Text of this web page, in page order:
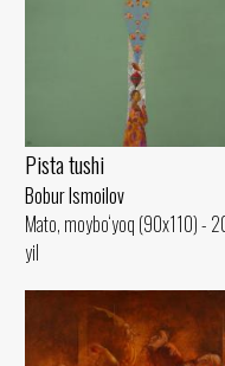
Pista tushi
Bobur Ismoilov
Mato, moybo‘yoq (90x110) -
yil